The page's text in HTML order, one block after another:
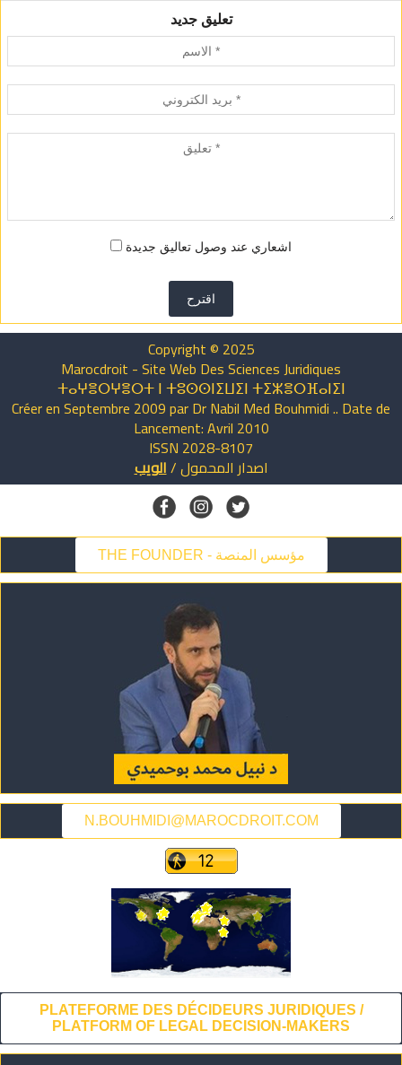
تعليق جديد
اشعاري عند وصول تعاليق جديدة
اقترح
Copyright © 2025
Marocdroit - Site Web Des Sciences Juridiques
ⵜⴰⵖⴻⵔⵖⴻⵔⵜ ⵏ ⵜⵓⵙⵙⵏⵉⵡⵉⵏ ⵜⵉⵣⴻⵔⴼⴰⵏⵉⵏ
Créer en Septembre 2009 par Dr Nabil Med Bouhmidi .. Date de
Lancement: Avril 2010
ISSN 2028-8107
اصدار المحمول/الويب
THE FOUNDER - مؤسس المنصة
N.BOUHMIDI@MAROCDROIT.COM
PLATEFORME DES DÉCIDEURS JURIDIQUES /
PLATFORM OF LEGAL DECISION-MAKERS